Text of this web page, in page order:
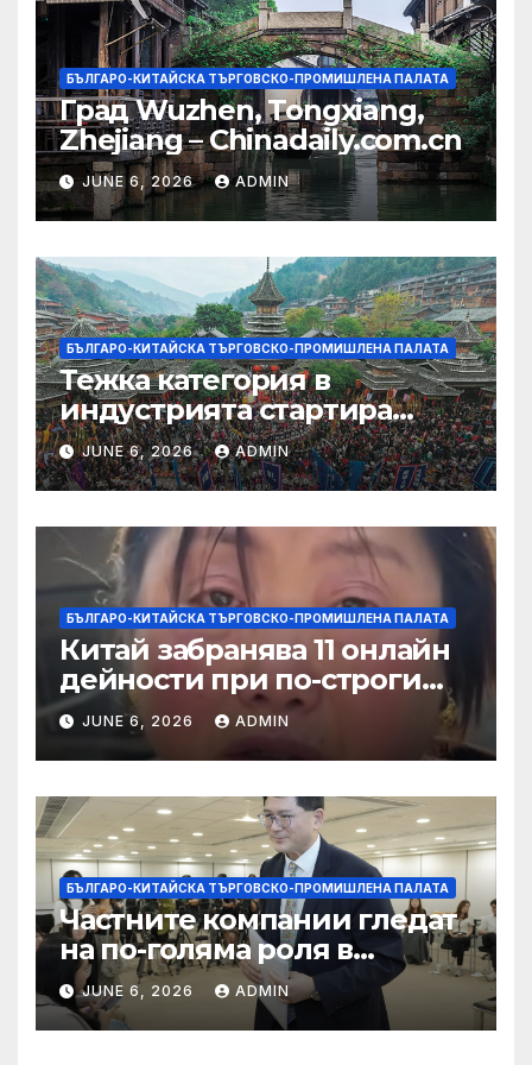
БЪЛГАРО-КИТАЙСКА ТЪРГОВСКО-ПРОМИШЛЕНА ПАЛАТА
Град Wuzhen, Tongxiang,
Zhejiang – Chinadaily.com.cn
JUNE 6, 2026 ADMIN
БЪЛГАРО-КИТАЙСКА ТЪРГОВСКО-ПРОМИШЛЕНА ПАЛАТА
Тежка категория в
индустрията стартира
алианс за космическа
слънчева енергия
JUNE 6, 2026 ADMIN
БЪЛГАРО-КИТАЙСКА ТЪРГОВСКО-ПРОМИШЛЕНА ПАЛАТА
Китай забранява 11 онлайн
дейности при по-строги
правила за ограничаване на
слуховете и
кибернасилниците
JUNE 6, 2026 ADMIN
БЪЛГАРО-КИТАЙСКА ТЪРГОВСКО-ПРОМИШЛЕНА ПАЛАТА
Частните компании гледат
на по-голяма роля в
стратегическата
енергетика
JUNE 6, 2026 ADMIN